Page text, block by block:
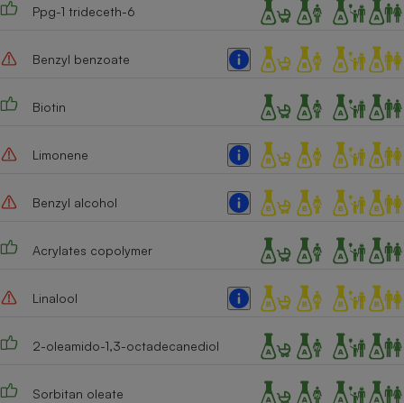
Ppg-1 trideceth-6
Benzyl benzoate
Biotin
Limonene
Benzyl alcohol
Acrylates copolymer
Linalool
2-oleamido-1,3-octadecanediol
Sorbitan oleate